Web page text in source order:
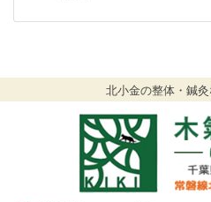
北小金の整体・鍼